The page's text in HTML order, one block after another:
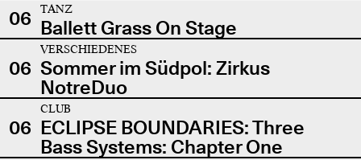
06
TANZ
Ballett Grass On Stage
06
VERSCHIEDENES
Sommer im Südpol: Zirkus
NotreDuo
06
CLUB
ECLIPSE BOUNDARIES: Three
Bass Systems: Chapter One